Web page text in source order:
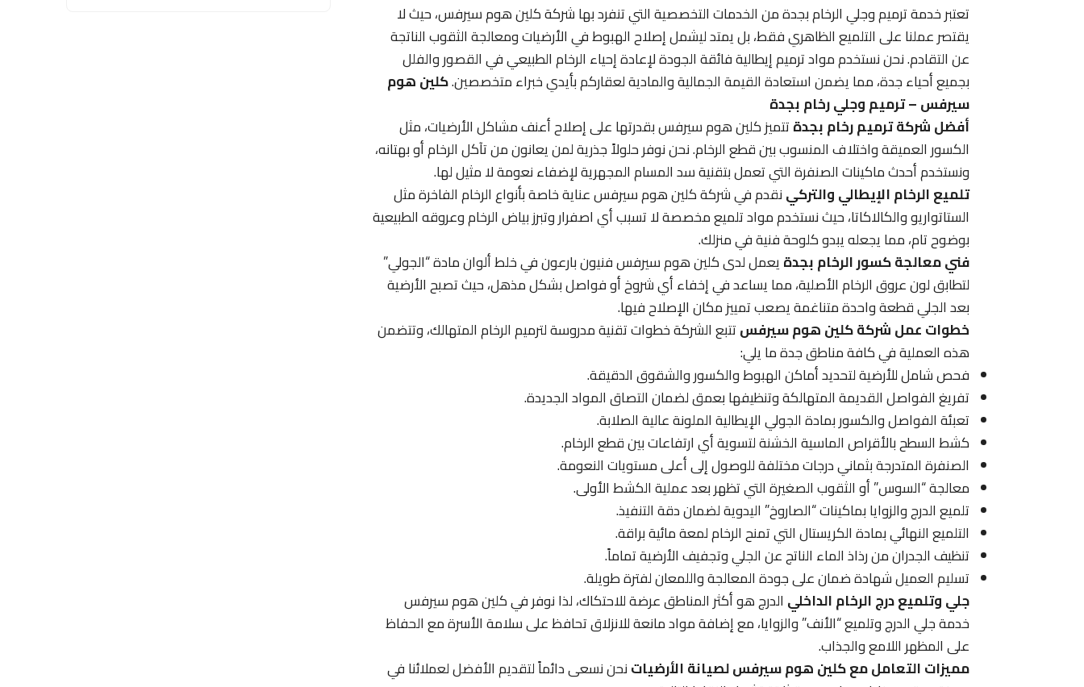
تعتبر خدمة ترميم وجلي الرخام بجدة من الخدمات التخصصية التي تنفرد بها شركة كلين هوم سيرفس، حيث لا
يقتصر عملنا على التلميع الظاهري فقط، بل يمتد ليشمل إصلاح الهبوط في الأرضيات ومعالجة الثقوب الناتجة
عن التقادم. نحن نستخدم مواد ترميم إيطالية فائقة الجودة لإعادة إحياء الرخام الطبيعي في القصور والفلل
بجميع أحياء جدة، مما يضمن استعادة القيمة الجمالية والمادية لعقاركم بأيدي خبراء متخصصين.كلين هوم
سيرفس – ترميم وجلي رخام بجدة
أفضل شركة ترميم رخام بجدةتتميز كلين هوم سيرفس بقدرتها على إصلاح أعنف مشاكل الأرضيات، مثل
الكسور العميقة واختلاف المنسوب بين قطع الرخام. نحن نوفر حلولاً جذرية لمن يعانون من تآكل الرخام أو بهتانه،
ونستخدم أحدث ماكينات الصنفرة التي تعمل بتقنية سد المسام المجهرية لإضفاء نعومة لا مثيل لها.
تلميع الرخام الإيطالي والتركينقدم في شركة كلين هوم سيرفس عناية خاصة بأنواع الرخام الفاخرة مثل
الستاتواريو والكالاكاتا، حيث نستخدم مواد تلميع مخصصة لا تسبب أي اصفرار وتبرز بياض الرخام وعروقه الطبيعية
بوضوح تام، مما يجعله يبدو كلوحة فنية في منزلك.
فني معالجة كسور الرخام بجدةيعمل لدى كلين هوم سيرفس فنيون بارعون في خلط ألوان مادة “الجولي”
لتطابق لون عروق الرخام الأصلية، مما يساعد في إخفاء أي شروخ أو فواصل بشكل مذهل، حيث تصبح الأرضية
بعد الجلي قطعة واحدة متناغمة يصعب تمييز مكان الإصلاح فيها.
خطوات عمل شركة كلين هوم سيرفستتبع الشركة خطوات تقنية مدروسة لترميم الرخام المتهالك، وتتضمن
هذه العملية في كافة مناطق جدة ما يلي:
فحص شامل للأرضية لتحديد أماكن الهبوط والكسور والشقوق الدقيقة.
تفريغ الفواصل القديمة المتهالكة وتنظيفها بعمق لضمان التصاق المواد الجديدة.
تعبئة الفواصل والكسور بمادة الجولي الإيطالية الملونة عالية الصلابة.
كشط السطح بالأقراص الماسية الخشنة لتسوية أي ارتفاعات بين قطع الرخام.
الصنفرة المتدرجة بثماني درجات مختلفة للوصول إلى أعلى مستويات النعومة.
معالجة “السوس” أو الثقوب الصغيرة التي تظهر بعد عملية الكشط الأولى.
تلميع الدرج والزوايا بماكينات “الصاروخ” اليدوية لضمان دقة التنفيذ.
التلميع النهائي بمادة الكريستال التي تمنح الرخام لمعة مائية براقة.
تنظيف الجدران من رذاذ الماء الناتج عن الجلي وتجفيف الأرضية تماماً.
تسليم العميل شهادة ضمان على جودة المعالجة واللمعان لفترة طويلة.
جلي وتلميع درج الرخام الداخلي الدرج هو أكثر المناطق عرضة للاحتكاك، لذا نوفر في كلين هوم سيرفس
خدمة جلي الدرج وتلميع “الأنف” والزوايا، مع إضافة مواد مانعة للانزلاق تحافظ على سلامة الأسرة مع الحفاظ
على المظهر اللامع والجذاب.
مميزات التعامل مع كلين هوم سيرفس لصيانة الأرضياتنحن نسعى دائماً لتقديم الأفضل لعملائنا في